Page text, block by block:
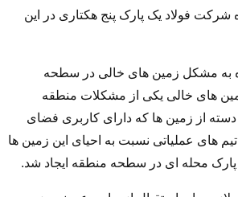
شرکت فولاد یک پارک پنج هکتاری در این
۸ با اشاره به مشکل زمین های خالی در سطحه
های خالی یکی از مشکلات منطقه
دسته از زمین ها که دارای کاربری فضای
های عملیاتی نسبت به احیای این زمین ها